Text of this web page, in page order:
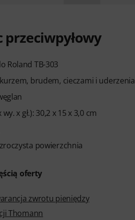
przeciwpyłowy
Roland TB-303
brudem, cieczami i
x gł.): 30,2 x 15 x 3,0 cm
powierzchnia
oferty
zwrotu pieniędzy
Thomann